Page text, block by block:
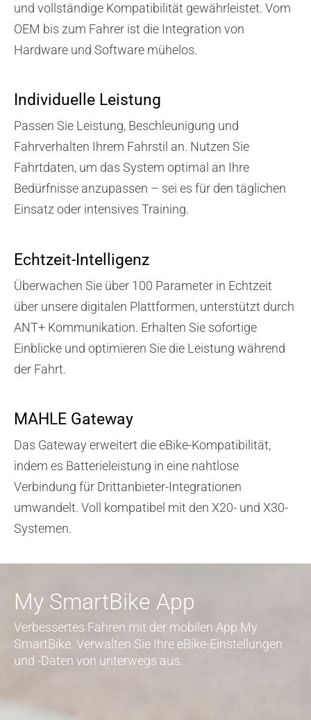
und vollständige Kompatibilität gewährleistet. Vom
OEM bis zum Fahrer ist die Integration von
Hardware und Software mühelos.
Individuelle Leistung
Passen Sie Leistung, Beschleunigung und
Fahrverhalten Ihrem Fahrstil an. Nutzen Sie
Fahrtdaten, um das System optimal an Ihre
Bedürfnisse anzupassen – sei es für den täglichen
Einsatz oder intensives Training.
Echtzeit-Intelligenz​
Überwachen Sie über 100 Parameter in Echtzeit
über unsere digitalen Plattformen, unterstützt durch
ANT+ Kommunikation. Erhalten Sie sofortige
Einblicke und optimieren Sie die Leistung während
der Fahrt.
MAHLE Gateway
Das Gateway erweitert die eBike-Kompatibilität,
indem es Batterieleistung in eine nahtlose
Verbindung für Drittanbieter-Integrationen
umwandelt. Voll kompatibel mit den X20- und X30-
Systemen.
My SmartBike App
Verbessertes Fahren mit der mobilen App My
SmartBike. Verwalten Sie Ihre eBike-Einstellungen
und -Daten von unterwegs aus.